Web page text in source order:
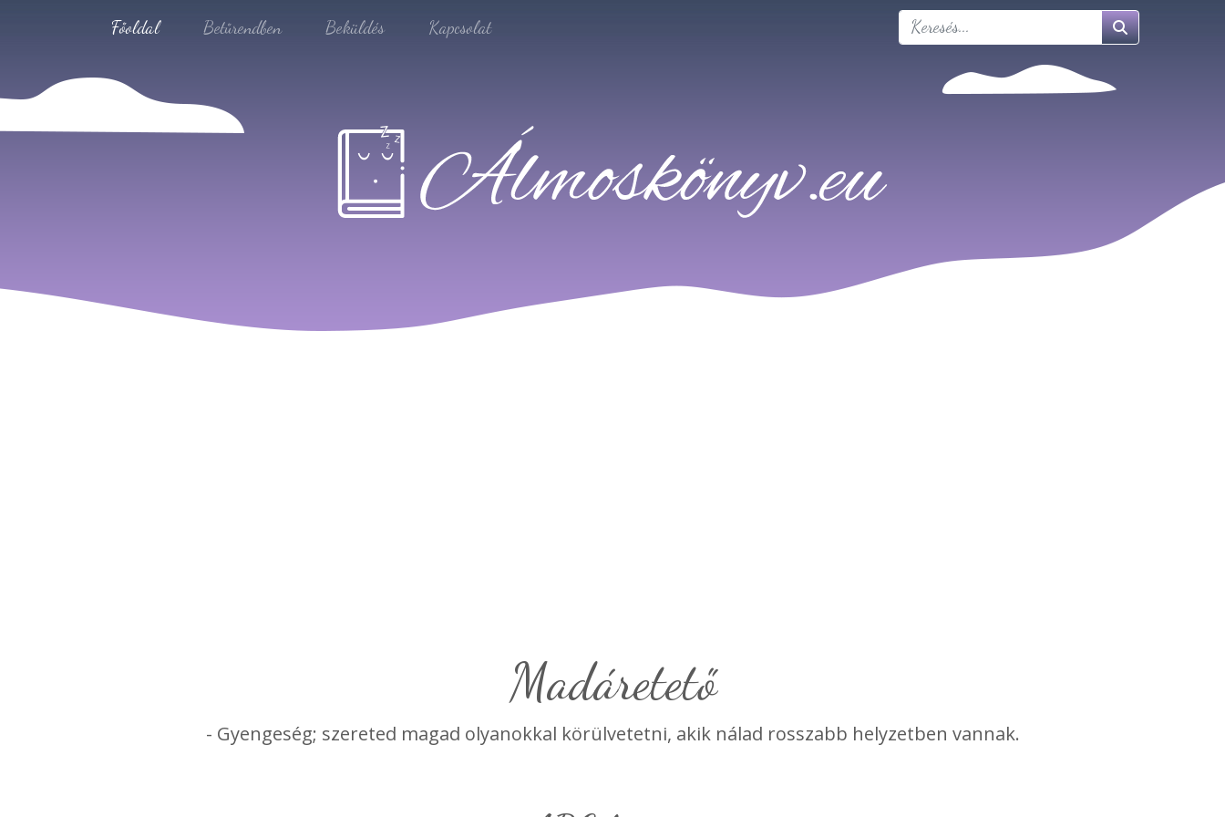
Főoldal Betűrendben Beküldés Kapcsolat
madáretető
- Gyengeség; szereted magad olyanokkal körülvetetni, akik nálad rosszabb helyzetben vannak.